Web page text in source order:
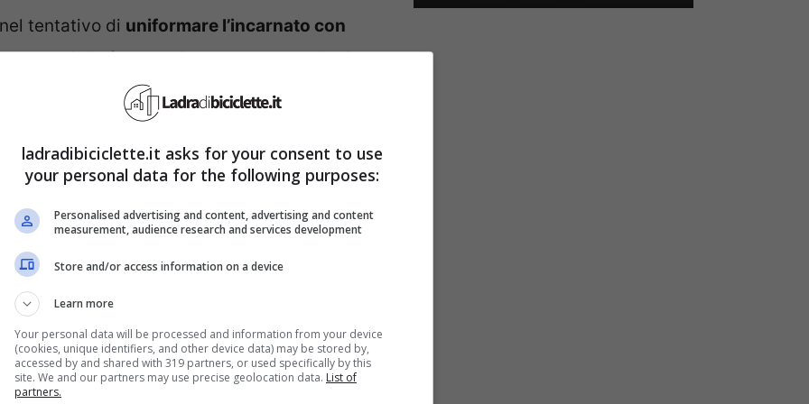
tentativo di uniformare l’incarnato con
esso sia in formulazione compatta o liquida.
non presenti “difetti” ed “irregolarità”
di macchie scure. Paola Turani giunge così
make-up molto semplice da realizzare.
per nascondere le
mostrando zone più chiare ed altrettante più
prestare maggiore attenzione nel
per il make-up. Applicare solo quantità
ladradibiciclette.it asks for your consent to use
your personal data for the following purposes:
Personalised advertising and content, advertising and content
measurement, audience research and services development
Store and/or access information on a device
Learn more
Your personal data will be processed and information from your device
(cookies, unique identifiers, and other device data) may be stored by,
accessed by and shared with 319 partners, or used specifically by this
site. We and our partners may use precise geolocation data. List of
partners.